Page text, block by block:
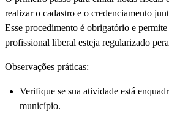
realizar o cadastro e o credenciamento
Esse procedimento é obrigatório e permite
profissional liberal esteja regularizado
Observações práticas:
Verifique se sua atividade está
município.